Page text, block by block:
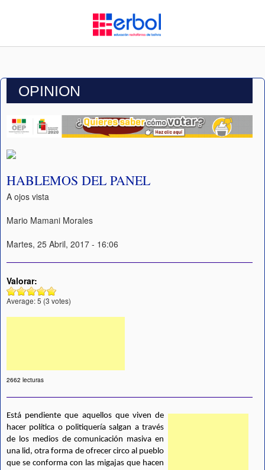
OPINION
HABLEMOS DEL PANEL
A ojos vista
Mario Mamani Morales
Martes, 25 Abril, 2017 - 16:06
Valorar:
Average:5 (3 votes)
2662 lecturas
Está pendiente que aquellos que viven de
hacer política o politiquería salgan a través
de los medios de comunicación masiva en
una lid, otra forma de ofrecer circo al pueblo
que se conforma con las migajas que hacen